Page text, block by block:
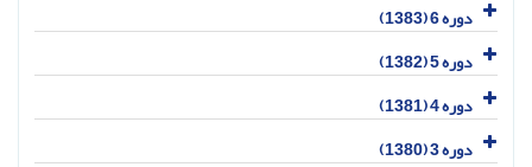
دوره 6 (1383)
دوره 5 (1382)
دوره 4 (1381)
دوره 3 (1380)